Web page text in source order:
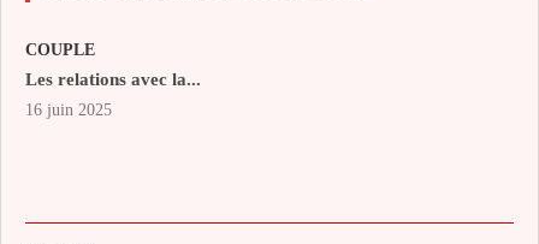
COUPLE
Les relations avec la...
16 juin 2025